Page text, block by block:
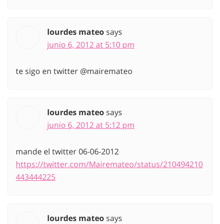
lourdes mateosays
junio 6, 2012 at 5:10 pm
te sigo en twitter @mairemateo
lourdes mateosays
junio 6, 2012 at 5:12 pm
mande el twitter 06-06-2012
https://twitter.com/Mairemateo/status/210494210
443444225
lourdes mateosays